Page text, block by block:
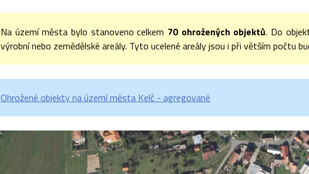
Na území města bylo stanoveno celkem 70 ohrožených objektů. Do
výrobní nebo zemědělské areály. Tyto ucelené areály jsou i při větším počtu
Ohrožené objekty na území města Kelč - agregované